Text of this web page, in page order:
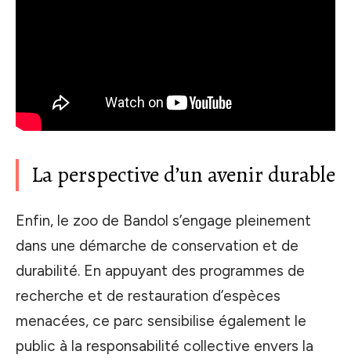
La perspective d’un avenir durable
Enfin, le zoo de Bandol s’engage pleinement
dans une démarche de conservation et de
durabilité. En appuyant des programmes de
recherche et de restauration d’espèces
menacées, ce parc sensibilise également le
public à la responsabilité collective envers la